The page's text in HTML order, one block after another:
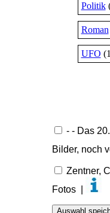
Politik
Roman
UFO
- - Das
Bilder, noch
Zentner,
Fotos |